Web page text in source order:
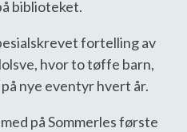
biblioteket.
fortelling av
hvor to tøffe barn,
nye eventyr hvert år.
på Sommerles første